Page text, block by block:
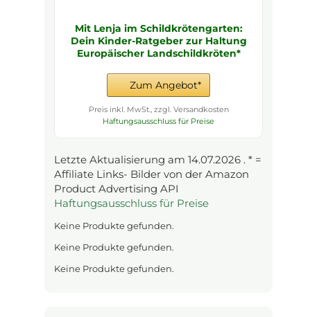
Mit Lenja im Schildkrötengarten:
Dein Kinder-Ratgeber zur Haltung
Europäischer Landschildkröten*
Zum Angebot*
Preis inkl. MwSt., zzgl. Versandkosten
Haftungsausschluss für Preise
Letzte Aktualisierung am 14.07.2026 . * =
Affiliate Links- Bilder von der Amazon
Product Advertising API
Haftungsausschluss für Preise
Keine Produkte gefunden.
Keine Produkte gefunden.
Keine Produkte gefunden.